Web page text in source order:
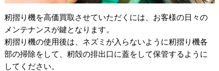
籾摺り機を高価買取させていただくには、お客様の日々の
メンテナンスが鍵となります。
籾摺り機の使用後は、ネズミが入らないように籾摺り機各
部の掃除をして、籾殻の排出口に蓋をして保管するように
してください。